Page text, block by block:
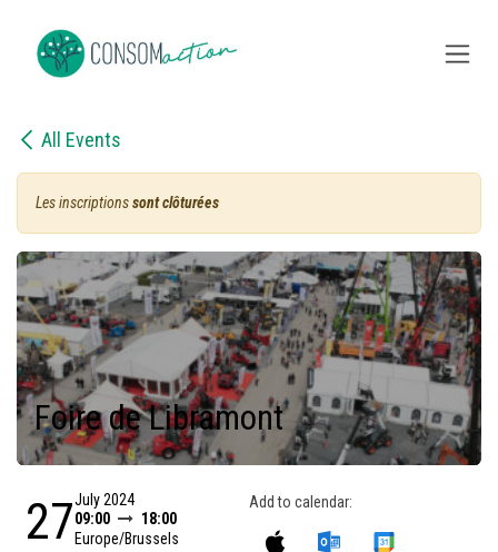
All Events
Les inscriptionssont clôturées
Foire de Libramont
27July 2024
09:00
18:00
Europe/Brussels
Add to calendar: